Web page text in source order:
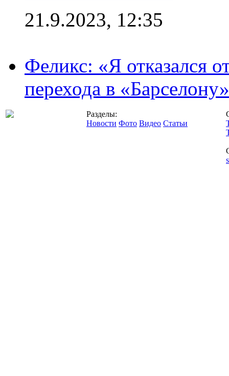
21.9.2023, 12:35
Феликс: «Я отказался
перехода в «Барселону»
Разделы:
Новости Фото Видео Статьи